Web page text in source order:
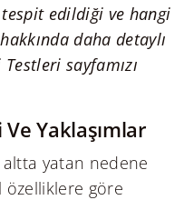
edildiği ve hangi
daha detaylı
Testleri sayfamızı
Yaklaşımlar
yatan nedene
özelliklere göre